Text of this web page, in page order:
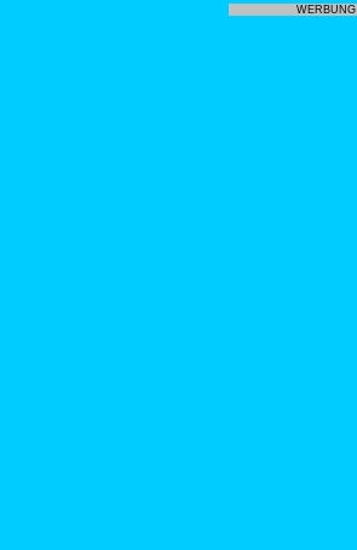
WERBUNG